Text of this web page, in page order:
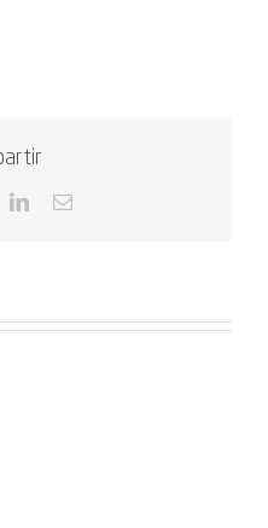
LinkedInCorreo